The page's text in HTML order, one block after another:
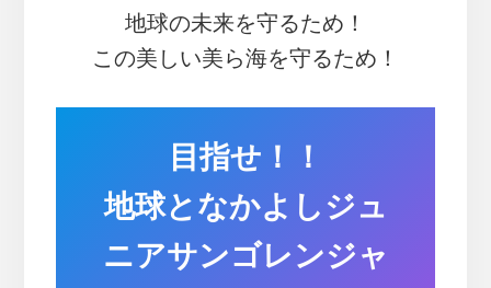
地球の未来を守るため！
この美しい美ら海を守るため！
目指せ！！
地球となかよしジュ
ニアサンゴレンジャ